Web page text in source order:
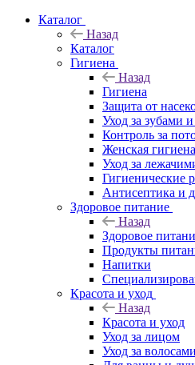
Каталог
Назад
Каталог
Гигиена
Назад
Гигиена
Защита от
Уход за зубами
Контроль за
Женская гигиена
Уход за
Гигиенические
Антисептика и
Здоровое питание
Назад
Здоровое
Продукты
Напитки
Красота и уход
Назад
Красота и уход
Уход за лицом
Уход за волосами